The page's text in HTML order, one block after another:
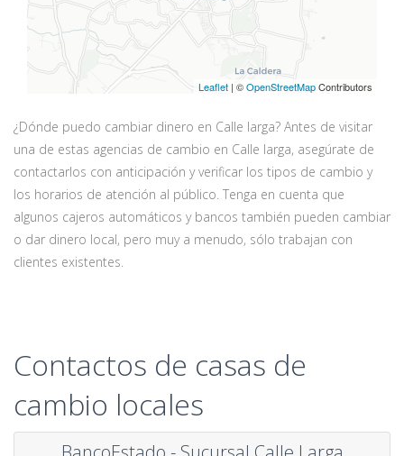
Leaflet | ©OpenStreetMapContributors
¿Dónde puedo cambiar dinero en Calle larga? Antes de visitar
una de estas agencias de cambio en Calle larga, asegúrate de
contactarlos con anticipación y verificar los tipos de cambio y
los horarios de atención al público. Tenga en cuenta que
algunos cajeros automáticos y bancos también pueden cambiar
o dar dinero local, pero muy a menudo, sólo trabajan con
clientes existentes.
Contactos de casas de
cambio locales